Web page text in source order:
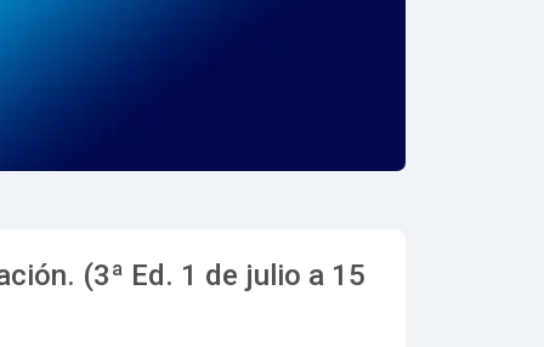
(3ª Ed. 1 de julio a 15